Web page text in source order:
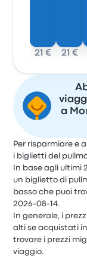
21 € 21 €
a
Per risparmiare e
i biglietti del
In base agli ultimi
un biglietto di
basso che puoi
2026-08-14.
In generale, i
alti se acquistati
trovare i prezzi
viaggio.